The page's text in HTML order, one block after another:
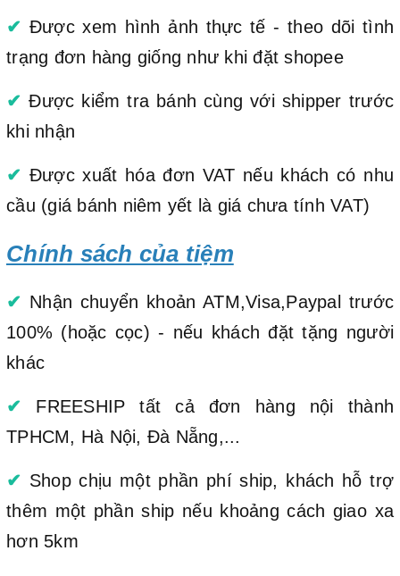
✔ Được xem hình ảnh thực tế - theo dõi tình
trạng đơn hàng giống như khi đặt shopee
✔ Được kiểm tra bánh cùng với shipper trước
khi nhận
✔ Được xuất hóa đơn VAT nếu khách có nhu
cầu (giá bánh niêm yết là giá chưa tính VAT)
Chính sách của tiệm
✔ Nhận chuyển khoản ATM,Visa,Paypal trước
100% (hoặc cọc) - nếu khách đặt tặng người
khác
✔ FREESHIP tất cả đơn hàng nội thành
TPHCM, Hà Nội, Đà Nẵng,...
✔ Shop chịu một phần phí ship, khách hỗ trợ
thêm một phần ship nếu khoảng cách giao xa
hơn 5km